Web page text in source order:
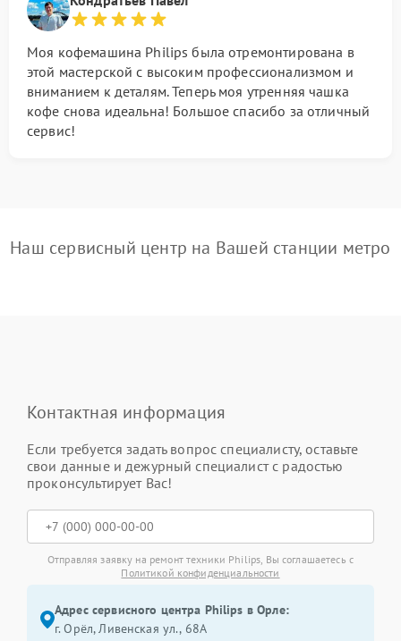
Моя кофемашина Philips была отремонтирована в
этой мастерской с высоким профессионализмом и
вниманием к деталям. Теперь моя утренняя чашка
кофе снова идеальна! Большое спасибо за отличный
сервис!
Наш сервисный центр на Вашей станции метро
Контактная информация
Если требуется задать вопрос специалисту, оставьте
свои данные и дежурный специалист с радостью
проконсультирует Вас!
Отправляя заявку на ремонт техники Philips, Вы соглашаетесь с
Политикой конфиденциальности
Адрес сервисного центра Philips в Орле:
г. Орёл, Ливенская ул., 68А